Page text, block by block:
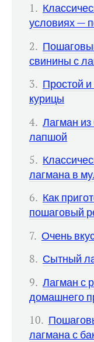
условиях —
свинины с
Простой
курицы
Лагман
лапшой
лагмана в
Как
пошаговый
Очень
Сытный
Лагман с
домашнего
лагмана с